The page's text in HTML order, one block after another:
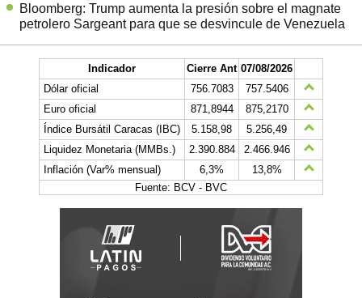
Bloomberg: Trump aumenta la presión sobre el magnate
petrolero Sargeant para que se desvincule de Venezuela
Indicador Cierre Ant 07/08/2026
Dólar oficial
756.7083
757.5406
Euro oficial
871,8944
875,2170
Índice Bursátil Caracas (IBC)
5.158,98
5.256,49
Liquidez Monetaria (MMBs.)
2.390.884
2.466.946
Inflación (Var% mensual)
6,3%
13,8%
Fuente: BCV - BVC